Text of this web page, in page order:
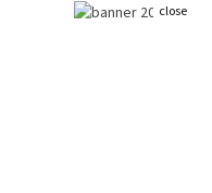
close